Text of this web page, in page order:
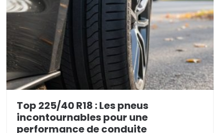
Top 225/40 R18 : Les pneus
incontournables pour une
performance de conduite